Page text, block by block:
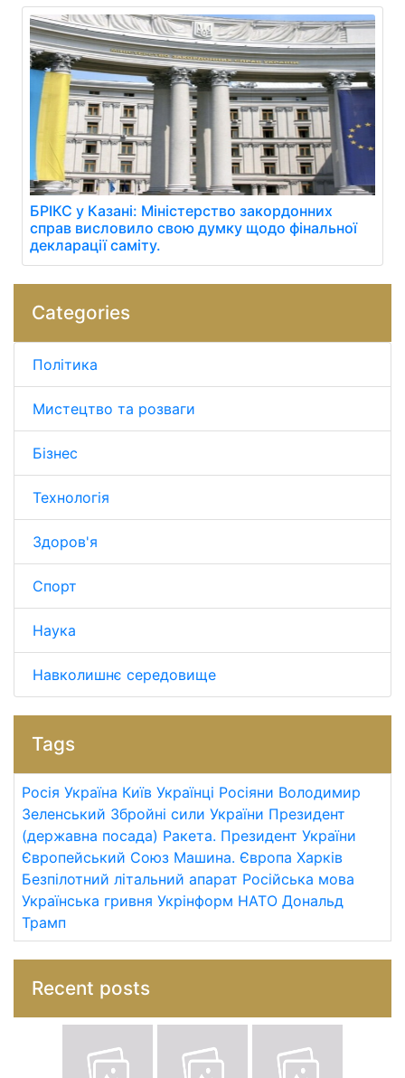
БРІКС у Казані: Міністерство закордонних
справ висловило свою думку щодо фінальної
декларації саміту.
Categories
Політика
Мистецтво та розваги
Бізнес
Технологія
Здоров'я
Спорт
Наука
Навколишнє середовище
Tags
Росія Україна Київ Українці Росіяни Володимир
Зеленський Збройні сили України Президент
(державна посада) Ракета. Президент України
Європейський Союз Машина. Європа Харків
Безпілотний літальний апарат Російська мова
Українська гривня Укрінформ НАТО Дональд
Трамп
Recent posts